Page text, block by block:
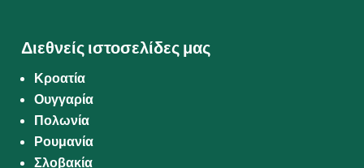
Διεθνείς ιστοσελίδες μας
Κροατία
Ουγγαρία
Πολωνία
Ρουμανία
Σλοβακία